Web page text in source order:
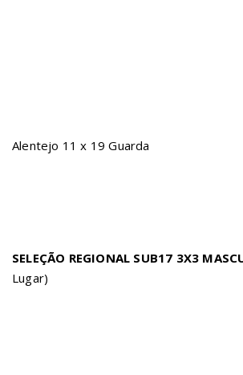
Alentejo 11 x 19 Guarda
SELEÇÃO REGIONAL SUB17 3X3
Lugar)